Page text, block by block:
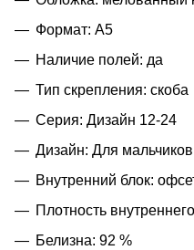
Формат: А5
Наличие полей: да
Тип скрепления: скоба
Серия: Дизайн 12-24
Дизайн: Для мальчиков
Внутренний блок:
Плотность
Белизна: 92 %